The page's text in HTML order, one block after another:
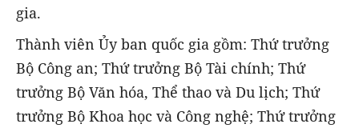
gia.
Thành viên Ủy ban quốc gia gồm: Thứ trưởng
Bộ Công an; Thứ trưởng Bộ Tài chính; Thứ
trưởng Bộ Văn hóa, Thể thao và Du lịch; Thứ
trưởng Bộ Khoa học và Công nghệ; Thứ trưởng